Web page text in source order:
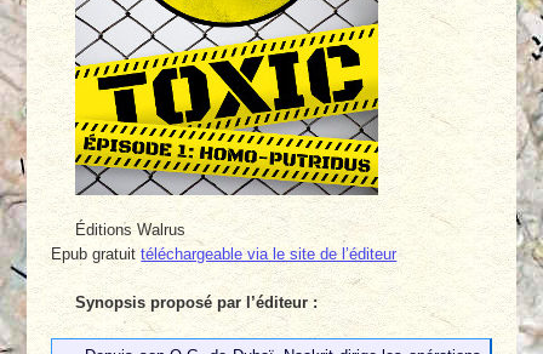
Éditions Walrus
Epub gratuittéléchargeable via le site de l’éditeur
Synopsis proposé par l’éditeur :